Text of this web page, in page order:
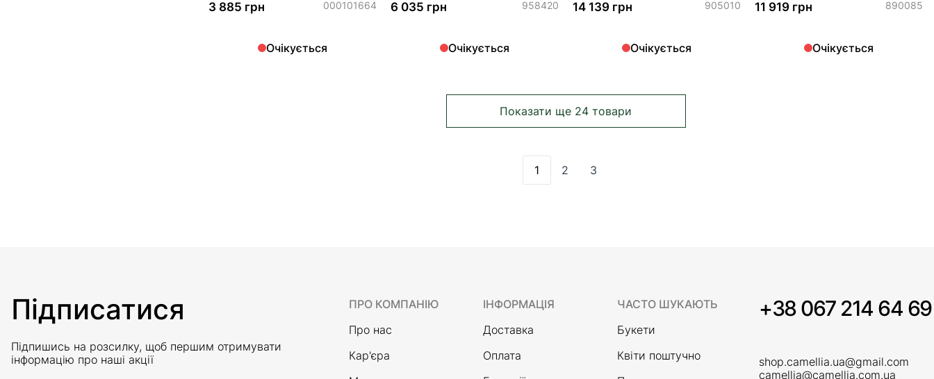
3 885 грн
000101664
Очікується
6 035 грн
958420
Очікується
14 139 грн
905010
Очікується
11 919 грн
890085
Очікується
Показати ще 24 товари
Ви зараз читаєте сторінку
1 Сторінка
2 Сторінка
3
Підписатися
Підпишись на розсилку, щоб першим отримувати
інформацію про наші акції
ПРО КОМПАНІЮ
Про нас
Кар'єра
ІНФОРМАЦІЯ
Доставка
Оплата
ЧАСТО ШУКАЮТЬ
Букети
Квіти поштучно
+38 067 214 64 69
shop.camellia.ua@gmail.com
camellia@camellia.com.ua